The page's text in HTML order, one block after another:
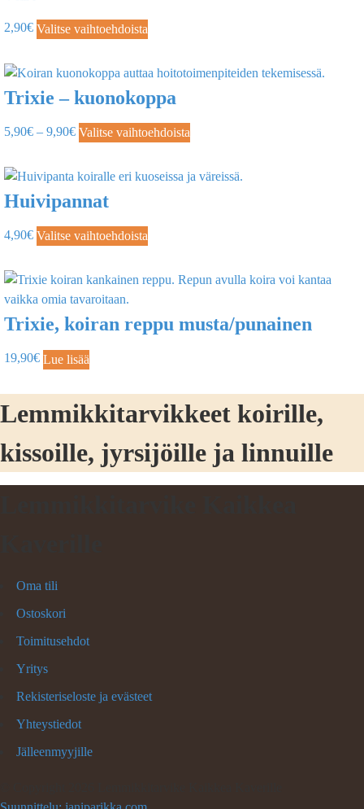
2,90€ Valitse vaihtoehdoista
Trixie – kuonokoppa
5,90€ – 9,90€ Valitse vaihtoehdoista
Huivipannat
4,90€ Valitse vaihtoehdoista
Trixie, koiran reppu musta/punainen
19,90€ Lue lisää
Lemmikkitarvikkeet koirille,
kissoille, jyrsijöille ja linnuille
Oma tili
Ostoskori
Toimitusehdot
Yritys
Rekisteriseloste ja evästeet
Yhteystiedot
Jälleenmyyjille